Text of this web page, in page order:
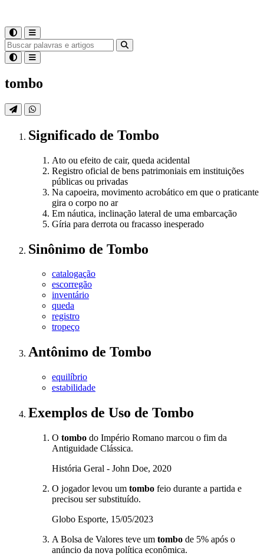
tombo
Significado de Tombo
Ato ou efeito de cair, queda acidental
Registro oficial de bens patrimoniais em instituições
públicas ou privadas
Na capoeira, movimento acrobático em que o praticante
gira o corpo no ar
Em náutica, inclinação lateral de uma embarcação
Gíria para derrota ou fracasso inesperado
Sinônimo de Tombo
catalogação
escorregão
inventário
queda
registro
tropeço
Antônimo de Tombo
equilíbrio
estabilidade
Exemplos de Uso de Tombo
O tombo do Império Romano marcou o fim da
Antiguidade Clássica.
História Geral - John Doe, 2020
O jogador levou um tombo feio durante a partida e
precisou ser substituído.
Globo Esporte, 15/05/2023
A Bolsa de Valores teve um tombo de 5% após o
anúncio da nova política econômica.